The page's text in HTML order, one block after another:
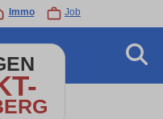
Immo Job